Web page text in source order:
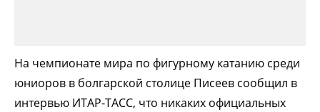
На чемпионате мира по фигурному катанию среди
юниоров в болгарской столице Писеев сообщил в
интервью ИТАР-ТАСС, что никаких официальных